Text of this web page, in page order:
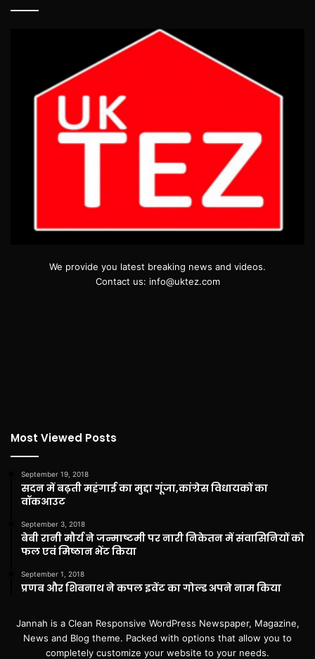
We provide you latest breaking news and videos.
Contact us: info@uktez.com
Most Viewed Posts
September 19, 2018
सदन में बढ़ती महंगाई का मुद्दा गूंजा,कांग्रेस विधायकों का
वॉकआउट
September 3, 2018
बेबी रानी मौर्य ने जन्माष्टमी पर नारी निकेतन में संवासिनियों को
फल एवं मिष्ठान भेंट किया
September 1, 2018
प्रणब और शिबनाथ ने कपल इवेंट का गोल्ड अपने नाम किया
Jannah is a Clean Responsive WordPress Newspaper, Magazine,
News and Blog theme. Packed with options that allow you to
completely customize your website to your needs.